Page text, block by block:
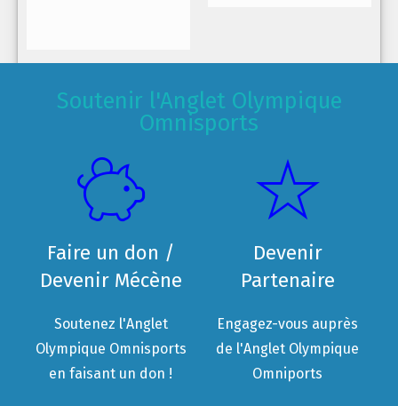
Soutenir l'Anglet Olympique
Omnisports
Faire un don /
Devenir Mécène
Soutenez l'Anglet
Olympique Omnisports
en faisant un don !
Devenir
Partenaire
Engagez-vous auprès
de l'Anglet Olympique
Omniports